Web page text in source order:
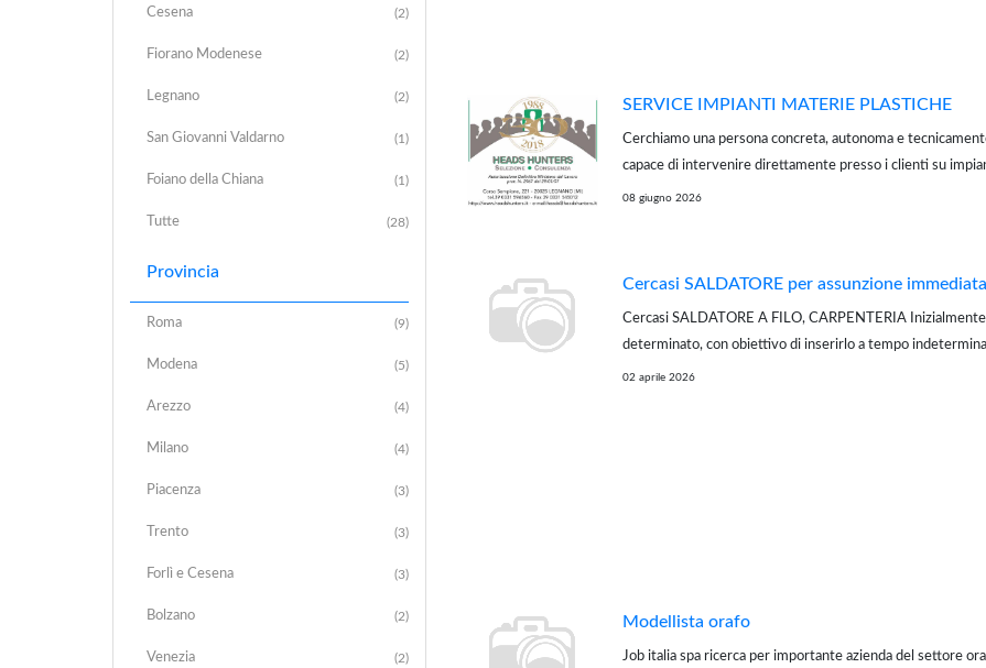
Cesena (2)
Fiorano Modenese (2)
Legnano (2)
San Giovanni Valdarno (1)
Foiano della Chiana (1)
Tutte (28)
Provincia
Roma (9)
Modena (5)
Arezzo (4)
Milano (4)
Piacenza (3)
Trento (3)
Forlì e Cesena (3)
Bolzano (2)
Venezia (2)
SERVICE IMPIANTI MATERIE PLASTICHE
Cerchiamo una persona concreta, autonoma e
capace di intervenire direttamente presso i clienti su
contenuto tecnologico. Il ruolo è ideale per professionisti
08 giugno 2026
Cercasi SALDATORE per assunzione immediata
Cercasi SALDATORE A FILO, CARPENTERIA
determinato, con obiettivo di inserirlo a tempo
affiancato da operaio esperto e svolgerà occasionalmente
02 aprile 2026
Modellista orafo
Job italia spa ricerca per importante azienda del settore